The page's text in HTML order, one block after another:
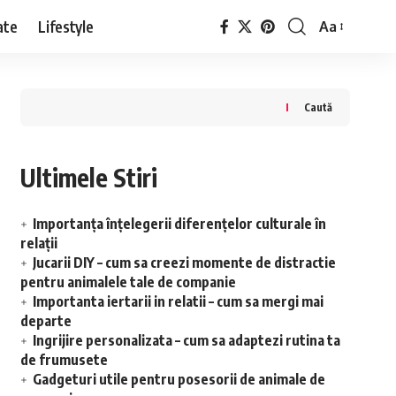
Lifestyle
Font
Aa
Caută
Ultimele Stiri
Importanța înțelegerii diferențelor culturale în
relații
Jucarii DIY – cum sa creezi momente de distractie
pentru animalele tale de companie
Importanta iertarii in relatii – cum sa mergi mai
departe
Ingrijire personalizata – cum sa adaptezi rutina ta
de frumusete
Gadgeturi utile pentru posesorii de animale de